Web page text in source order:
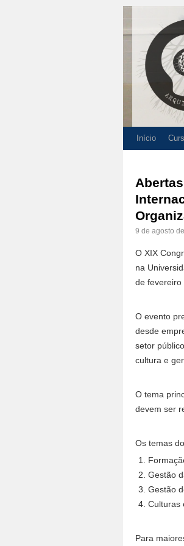
Início
9 de agosto
O XIX
na
de fevereiro
O evento
desde
setor
cultura e
O tema
devem ser
Os temas
Gestão
Gestão
Culturas
Para